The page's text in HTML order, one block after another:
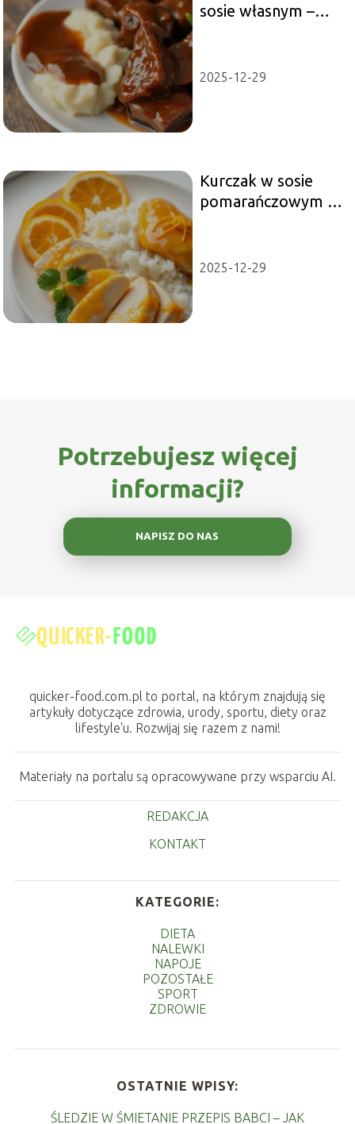
sosie własnym –
2025-12-29
Kurczak w sosie
pomarańczowym –
2025-12-29
Potrzebujesz więcej
informacji?
NAPISZ DO NAS
quicker-food.com.pl to portal, na którym znajdują się
artykuły dotyczące zdrowia, urody, sportu, diety oraz
lifestyle'u. Rozwijaj się razem z nami!
Materiały na portalu są opracowywane przy wsparciu AI.
REDAKCJA
KONTAKT
KATEGORIE:
DIETA
NALEWKI
NAPOJE
POZOSTAŁE
SPORT
ZDROWIE
OSTATNIE WPISY:
ŚLEDZIE W ŚMIETANIE PRZEPIS BABCI – JAK